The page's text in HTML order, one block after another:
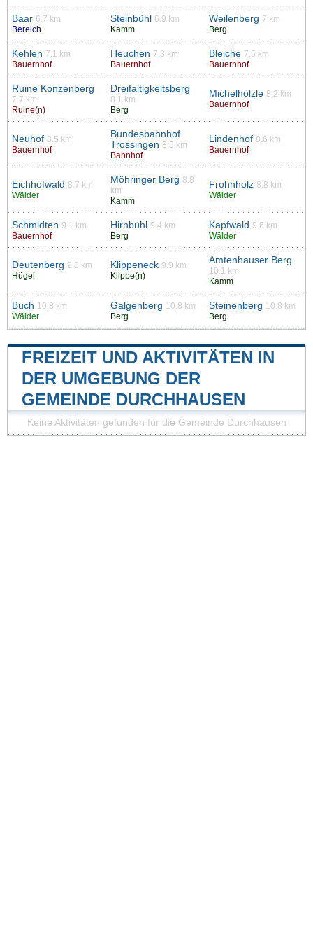
Baar 6.7 km
Bereich
Steinbühl
6.9 km
Kamm
Weilenberg 7 km
Berg
Kehlen 7.1 km
Bauernhof
Heuchen 7.3 km
Bauernhof
Bleiche 7.5 km
Bauernhof
Ruine Konzenberg
7.7 km
Ruine(n)
Dreifaltigkeitsberg
8.1 km
Berg
Michelhölzle 8.2 km
Bauernhof
Neuhof 8.5 km
Bauernhof
Bundesbahnhof
Trossingen 8.5 km
Bahnhof
Lindenhof 8.6 km
Bauernhof
Eichhofwald 8.7 km
Wälder
Möhringer Berg 8.8
km
Kamm
Frohnholz 8.8 km
Wälder
Schmidten 9.1 km
Bauernhof
Hirnbühl
9.4 km
Berg
Kapfwald 9.6 km
Wälder
Deutenberg 9.8 km
Hügel
Klippeneck 9.9 km
Klippe(n)
Amtenhauser Berg
10.1 km
Kamm
Buch 10.8 km
Wälder
Galgenberg 10.8 km
Berg
Steinenberg 10.8 km
Berg
FREIZEIT UND AKTIVITÄTEN IN
DER UMGEBUNG DER
GEMEINDE DURCHHAUSEN
Keine Aktivitäten gefunden für die Gemeinde Durchhausen